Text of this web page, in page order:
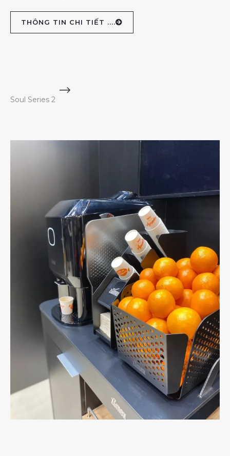
THÔNG TIN CHI TIẾT ....
Soul Series 2